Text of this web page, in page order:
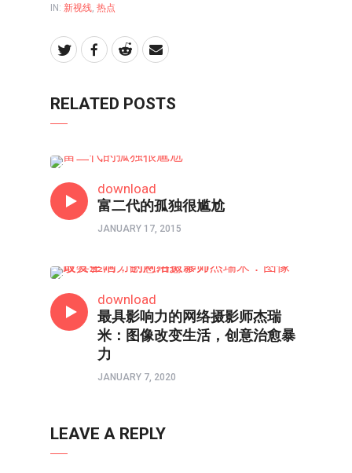
IN: 新视线, 热点
RELATED POSTS
download
富二代的孤独很尴尬
JANUARY 17, 2015
download
最具影响力的网络摄影师杰瑞
米：图像改变生活，创意治愈暴
力
JANUARY 7, 2020
LEAVE A REPLY